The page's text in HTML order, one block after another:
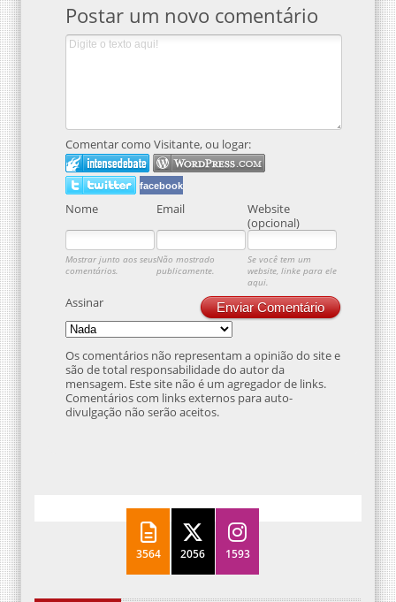
Postar um novo comentário
Comentar como Visitante, ou logar:
facebook
Nome Email
Website
(opcional)
Mostrar junto aos seus
comentários.
Não mostrado
publicamente.
Se você tem um
website, linke para ele
aqui.
Enviar Comentário
Assinar
Os comentários não representam a opinião do site e
são de total responsabilidade do autor da
mensagem. Este site não é um agregador de links.
Comentários com links externos para auto-
divulgação não serão aceitos.
3564 2056 1593